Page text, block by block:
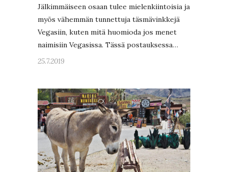
Jälkimmäiseen osaan tulee mielenkiintoisia ja
myös vähemmän tunnettuja täsmävinkkejä
Vegasiin, kuten mitä huomioda jos menet
naimisiin Vegasissa. Tässä postauksessa…
25.7.2019